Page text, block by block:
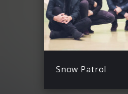
Snow Patrol